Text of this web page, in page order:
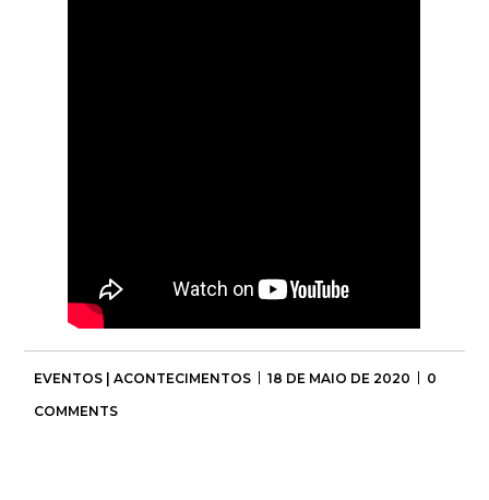
EVENTOS | ACONTECIMENTOS 18 DE MAIO DE 2020
0
COMMENTS